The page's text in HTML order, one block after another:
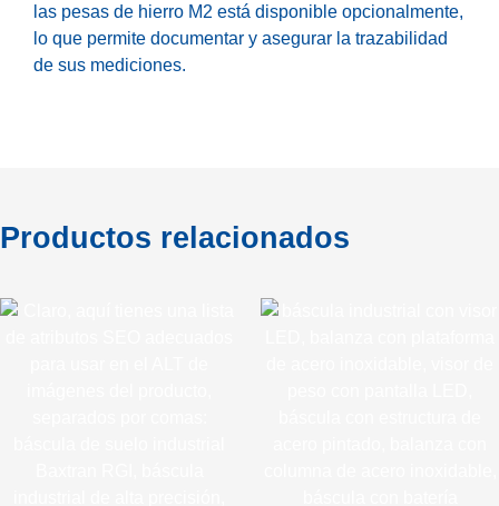
las pesas de hierro M2 está disponible opcionalmente,
lo que permite documentar y asegurar la trazabilidad
de sus mediciones.
Productos relacionados